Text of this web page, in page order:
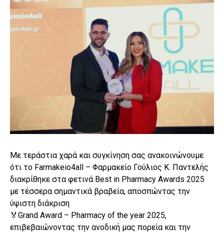
Με τεράστια χαρά και συγκίνηση σας ανακοινώνουμε
ότι το Farmakeio4all – Φαρμακείο Γούλιος Κ. Παντελής
διακρίθηκε στα φετινά Best in Pharmacy Awards 2025
με τέσσερα σημαντικά βραβεία, αποσπώντας την
ύψιστη διάκριση
🏅Grand Award – Pharmacy of the year 2025,
επιβεβαιώνοντας την ανοδική μας πορεία και την